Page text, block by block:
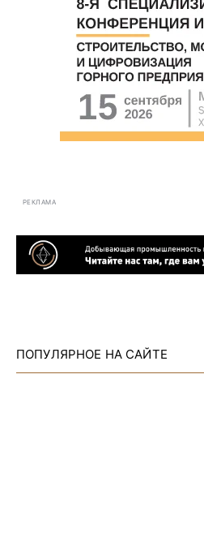
РЕКЛАМА
ПОПУЛЯРНОЕ НА САЙТЕ